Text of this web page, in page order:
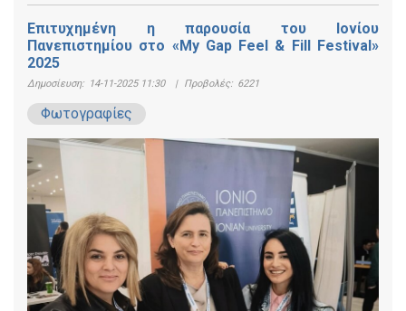
Επιτυχημένη η παρουσία του Ιονίου
Πανεπιστημίου στο «My Gap Feel & Fill Festival»
2025
Δημοσίευση: 14-11-2025 11:30 | Προβολές: 6221
Φωτογραφίες